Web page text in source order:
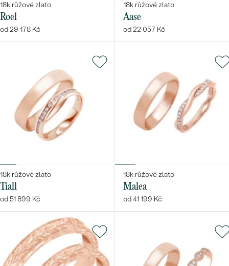
18k růžové zlato
Roel
od 29 178 Kč
18k růžové zlato
Aase
od 22 057 Kč
18k růžové zlato
Tiall
od 51 899 Kč
18k růžové zlato
Malea
od 41 199 Kč